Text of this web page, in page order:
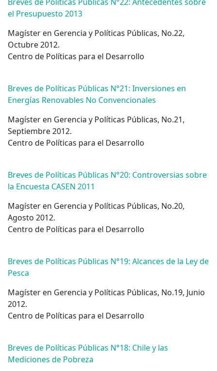
el Presupuesto 2013
Magíster en Gerencia y Políticas Públicas, No.22,
Octubre 2012.
Centro de Políticas para el Desarrollo
Breves de Políticas Públicas N°21: Inversiones en
Energías Renovables No Convencionales
Magíster en Gerencia y Políticas Públicas, No.21,
Septiembre 2012.
Centro de Políticas para el Desarrollo
Breves de Políticas Públicas N°20: Controversias sobre
la Encuesta CASEN 2011
Magíster en Gerencia y Políticas Públicas, No.20,
Agosto 2012.
Centro de Políticas para el Desarrollo
Breves de Políticas Públicas N°19: Alcances de la Ley de
Pesca
Magíster en Gerencia y Políticas Públicas, No.19, Junio
2012.
Centro de Políticas para el Desarrollo
Breves de Políticas Públicas N°18: Chile y las
Mediciones de Pobreza